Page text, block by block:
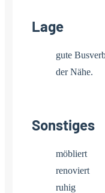
Lage
gute
der Nähe.
Sonstiges
möbliert
renoviert
ruhig